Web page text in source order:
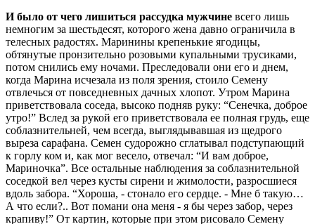
И было от чего лишиться рассудка мужчине всего лишь
немногим за шестьдесят, которого жена давно ограничила в
телесных радостях. Маринины крепенькие ягодицы,
обтянутые пронзительно розовыми купальными трусиками,
потом снились ему ночами. Преследовали они его и днем,
когда Марина исчезала из поля зрения, стоило Семену
отвлечься от повседневных дачных хлопот. Утром Марина
приветствовала соседа, высоко подняв руку: “Сенечка, доброе
утро!” Вслед за рукой его приветствовала ее полная грудь, еще
соблазнительней, чем всегда, выглядывавшая из щедрого
выреза сарафана. Семен судорожно сглатывал подступающий
к горлу ком и, как мог весело, отвечал: “И вам доброе,
Мариночка”. Все остальные наблюдения за соблазнительной
соседкой вел через кусты сирени и жимолости, разросшиеся
вдоль забора. “Хороша, - стонало его сердце. - Мне б такую…
А что если?.. Вот помани она меня - я бы через забор, через
крапиву!” От картин, которые при этом рисовало Семену